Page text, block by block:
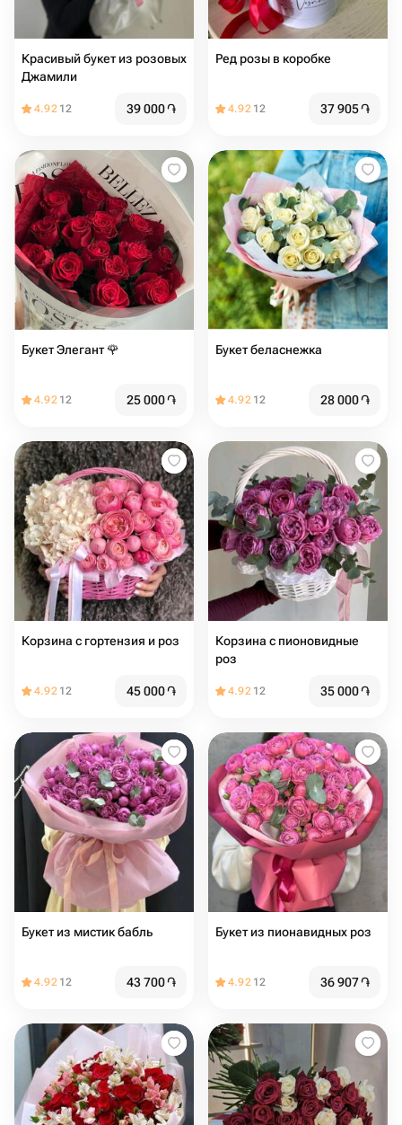
Красивый букет из розовых
Джамили
4.92 12 39 000֏
Ред розы в коробке
4.92 12 37 905֏
Букет Элегант 🌹
4.92 12 25 000֏
Букет беласнежка
4.92 12 28 000֏
Корзина с гортензия и роз
4.92 12 45 000֏
Корзина с пионовидные
роз
4.92 12 35 000֏
Букет из мистик бабль
4.92 12 43 700֏
Букет из пионавидных роз
4.92 12 36 907֏